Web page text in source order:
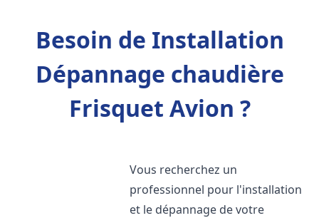
Besoin de Installation
Dépannage chaudière
Frisquet Avion ?
Vous recherchez un
professionnel pour l'installation
et le dépannage de votre